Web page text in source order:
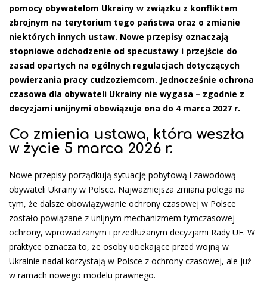
pomocy obywatelom Ukrainy w związku z konfliktem
zbrojnym na terytorium tego państwa oraz o zmianie
niektórych innych ustaw. Nowe przepisy oznaczają
stopniowe odchodzenie od specustawy i przejście do
zasad opartych na ogólnych regulacjach dotyczących
powierzania pracy cudzoziemcom. Jednocześnie ochrona
czasowa dla obywateli Ukrainy nie wygasa – zgodnie z
decyzjami unijnymi obowiązuje ona do 4 marca 2027 r.
Co zmienia ustawa, która weszła
w życie 5 marca 2026 r.
Nowe przepisy porządkują sytuację pobytową i zawodową
obywateli Ukrainy w Polsce. Najważniejsza zmiana polega na
tym, że dalsze obowiązywanie ochrony czasowej w Polsce
zostało powiązane z unijnym mechanizmem tymczasowej
ochrony, wprowadzanym i przedłużanym decyzjami Rady UE. W
praktyce oznacza to, że osoby uciekające przed wojną w
Ukrainie nadal korzystają w Polsce z ochrony czasowej, ale już
w ramach nowego modelu prawnego.